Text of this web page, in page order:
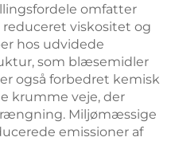
omfatter
viskositet og
hos udvidede
som blæsemidler
også forbedret kemisk
krumme veje, der
Miljømæssige
emissioner af